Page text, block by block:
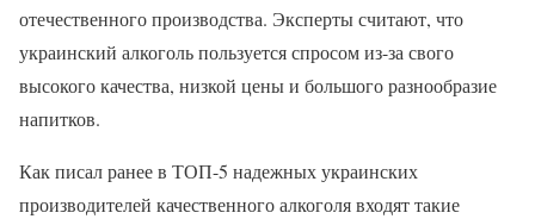
отечественного производства. Эксперты считают, что
украинский алкоголь пользуется спросом из-за свого
высокого качества, низкой цены и большого разнообразие
напитков.
Как писал ранее в ТОП-5 надежных украинских
производителей качественного алкоголя входят такие